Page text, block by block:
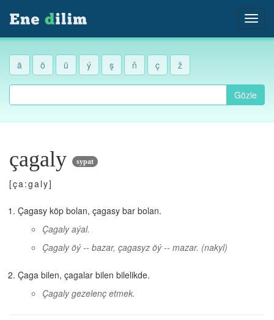
ä ö ü ý ş ň ç ž
Gözle
çagaly sypat
[ça:galy]
Çagasy köp bolan, çagasy bar bolan.
Çagaly aýal.
Çagaly öý -- bazar, çagasyz öý -- mazar. (nakyl)
Çaga bilen, çagalar bilen bilelikde.
Çagaly gezelenç etmek.